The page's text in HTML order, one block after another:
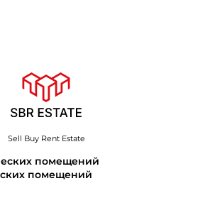
Sell Buy Rent Estate
помещений
помещений